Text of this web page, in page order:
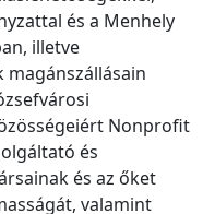
és a Menhely
illetve
Nonprofit
és
és az őket
valamint